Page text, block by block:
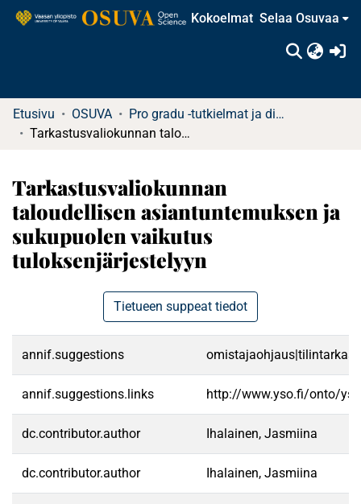
Kokoelmat Selaa Osuvaa
Etusivu OSUVA
Pro gradu -tutkielmat ja diplomityöt
Tarkastusvaliokunnan taloudellisen asiantuntemuksen ja sukupuolen vaikutus tuloksenjärjestelyyn
Tarkastusvaliokunnan
taloudellisen asiantuntemuksen ja
sukupuolen vaikutus
tuloksenjärjestelyyn
Tietueen suppeat tiedot
annif.suggestions
annif.suggestions.links http://www.yso.fi/onto/
dc.contributor.author Ihalainen, Jasmiina
dc.contributor.author Ihalainen, Jasmiina